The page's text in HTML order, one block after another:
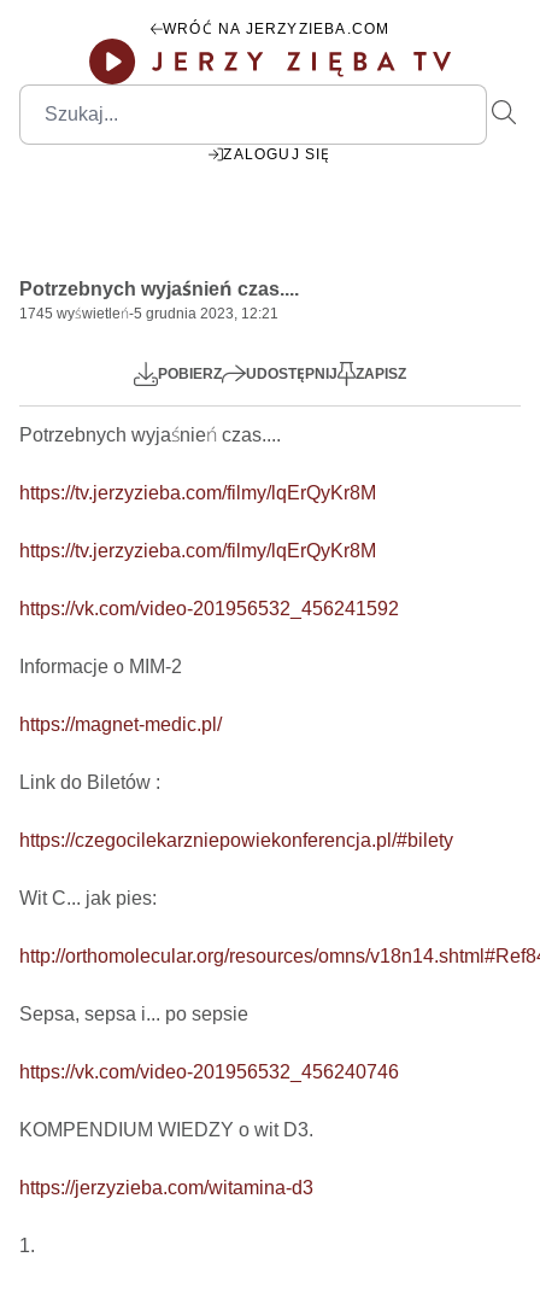
WRÓĆ NA JERZYZIEBA.COM
ZALOGUJ SIĘ
Play
Potrzebnych wyjaśnień czas....
1745 wyświetleń-5 grudnia 2023, 12:21
POBIERZ UDOSTĘPNIJ ZAPISZ
Potrzebnych wyjaśnień czas....
https://tv.jerzyzieba.com/filmy/lqErQyKr8M
https://tv.jerzyzieba.com/filmy/lqErQyKr8M
https://vk.com/video-201956532_456241592
Informacje o MIM-2
https://magnet-medic.pl/
Link do Biletów :
https://czegocilekarzniepowiekonferencja.pl/#bilety
Wit C... jak pies:
http://orthomolecular.org/resources/omns/
Sepsa, sepsa i... po sepsie
https://vk.com/video-201956532_456240746
KOMPENDIUM WIEDZY o wit D3.
https://jerzyzieba.com/witamina-d3
1.